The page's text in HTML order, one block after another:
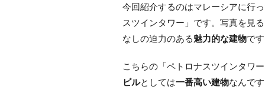
今回紹介するのはマレーシアに行
スツインタワー」です。写真を見
なしの迫力のある魅力的な建物で
こちらの「ペトロナスツインタワ
ビルとしては一番高い建物なんで